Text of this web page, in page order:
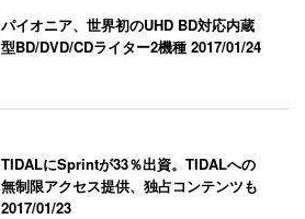
パイオニア、世界初のUHD BD対応内蔵
型BD/DVD/CDライター2機種2017/01/24
TIDALにSprintが33％出資。TIDALへの
無制限アクセス提供、独占コンテンツも
2017/01/23